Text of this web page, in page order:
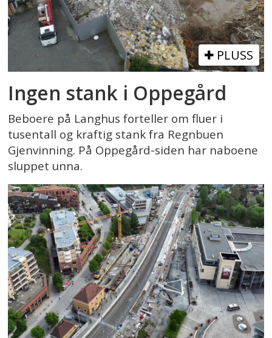
PLUSS
Ingen stank i Oppegård
Beboere på Langhus forteller om fluer i
tusentall og kraftig stank fra Regnbuen
Gjenvinning. På Oppegård-siden har naboene
sluppet unna.